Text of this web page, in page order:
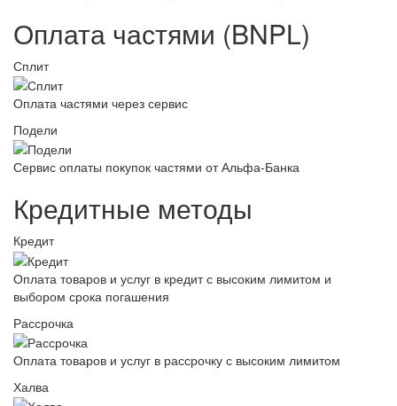
Оплата частями (BNPL)
Сплит
Оплата частями через сервис
Подели
Сервис оплаты покупок частями от Альфа-Банка
Кредитные методы
Кредит
Оплата товаров и услуг в кредит с высоким лимитом и
выбором срока погашения
Рассрочка
Оплата товаров и услуг в рассрочку с высоким лимитом
Халва